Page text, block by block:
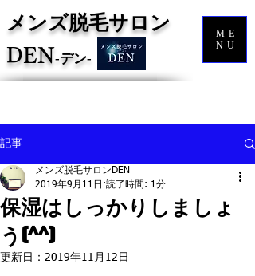
メンズ脱毛サロン
DEN‐デン‐
ME
NU
記事
保湿はしっかりしましょ
う(^^)
メンズ脱毛サロンDEN
2019年9月11日 読了時間: 1分
更新日： 2019年11月12日